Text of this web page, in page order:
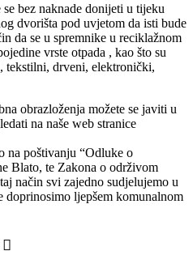
bez naknade donijeti u tijeku
dvorišta pod uvjetom da isti bude
da se u spremnike u reciklažnom
vrste otpada , kao što su
tekstilni, drveni, elektronički,
obrazloženja možete se javiti u
na naše web stranice
na poštivanju “Odluke o
Blato, te Zakona o održivom
način svi zajedno sudjelujemo u
doprinosimo ljepšem komunalnom
